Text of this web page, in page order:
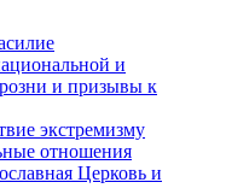
и
и призывы к
экстремизму
отношения
Церковь и